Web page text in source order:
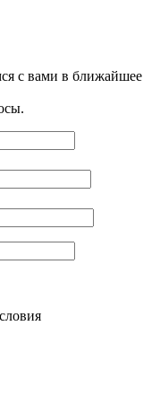
с вами в ближайшее